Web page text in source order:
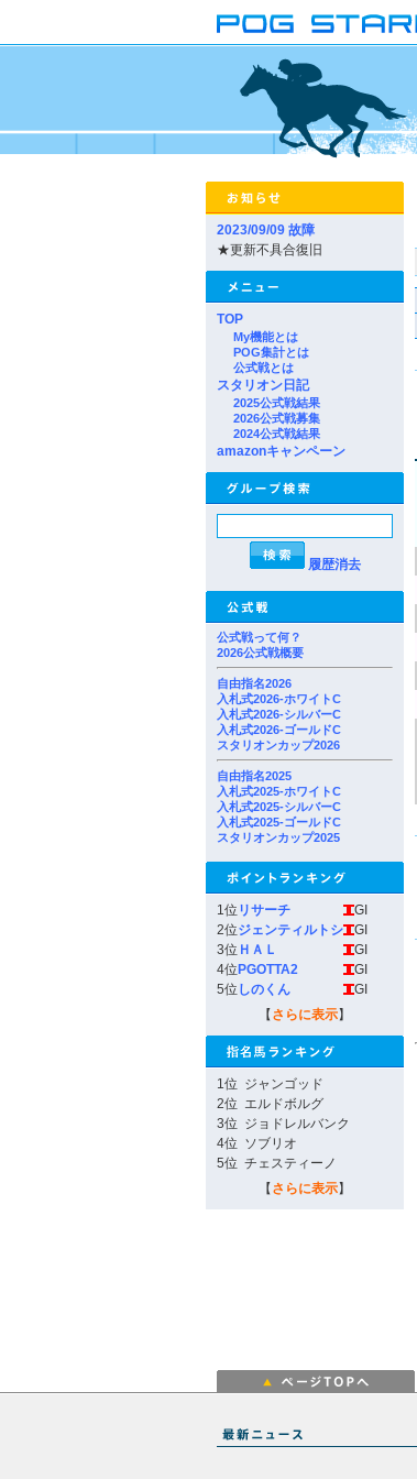
2023/09/09 故障
★更新不具合復旧
TOP
My機能とは
POG集計とは
公式戦とは
スタリオン日記
2025公式戦結果
2026公式戦募集
2024公式戦結果
amazonキャンペーン
履歴消去
公式戦って何？
2026公式戦概要
自由指名2026
入札式2026-ホワイトC
入札式2026-シルバーC
入札式2026-ゴールドC
スタリオンカップ2026
自由指名2025
入札式2025-ホワイトC
入札式2025-シルバーC
入札式2025-ゴールドC
スタリオンカップ2025
1位 リサーチ
GI
2位ジェンティルトシ
GI
3位 ＨＡＬ
GI
4位 PGOTTA2
GI
5位 しのくん
GI
【 さらに表示】
1位 ジャンゴッド
2位 エルドボルグ
3位 ジョドレルバンク
4位 ソブリオ
5位 チェスティーノ
【 さらに表示】